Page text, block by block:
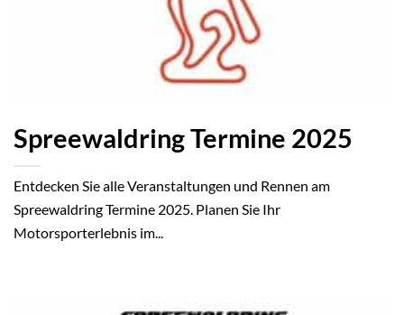
Spreewaldring Termine 2025
Entdecken Sie alle Veranstaltungen und Rennen am
Spreewaldring Termine 2025. Planen Sie Ihr
Motorsporterlebnis im...